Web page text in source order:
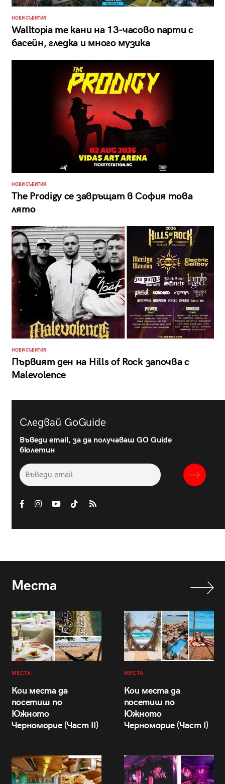
НОВИ СЪБИТИЯ
Walltopia те кани на 13-часово парти с
басейн, гледка и много музика
НОВИ СЪБИТИЯ
The Prodigy се завръщат в София това
лято
НОВИ СЪБИТИЯ
Първият ден на Hills of Rock започва с
Malevolence
Следвай GoGuide
Въведи email, за да получаваш GO Guide
бюлетин
Места
МЕСТА
Кои места да
посетиш по
Южното
Черноморие (Част II)
МЕСТА
Кои места да
посетиш по
Южното
Черноморие (Част I)